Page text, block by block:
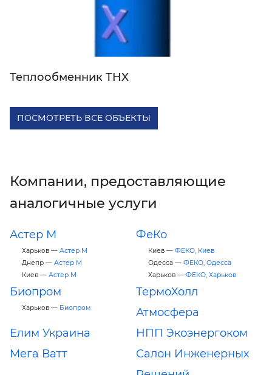
Теплообменник THX
ПОСМОТРЕТЬ ВСЕ ОБЪЕКТЫ
Компании, предоставляющие
аналогичные услуги
Астер М
Харьков — Астер М
Днепр — Астер М
Киев — Астер М
ФеКо
Киев — ФЕКО, Киев
Одесса — ФЕКО, Одесса
Харьков — ФЕКО, Харьков
Биопром
Харьков — Биопром
ТермоХолл
Атмосфера
Елим Украина
НПП Экоэнергоком
Мега Ватт
Салон Инженерных